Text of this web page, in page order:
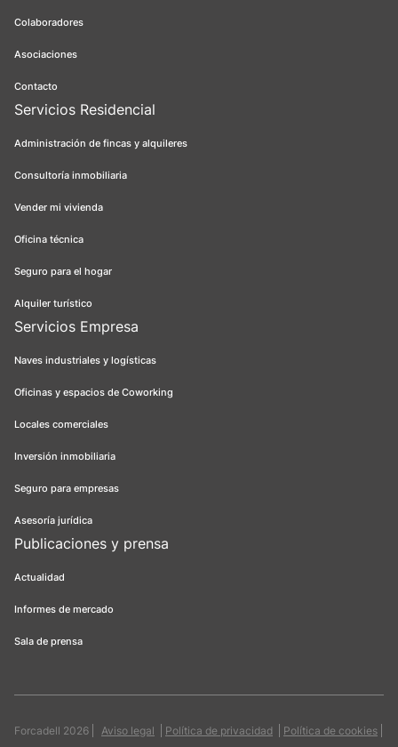
Colaboradores
Asociaciones
Contacto
Servicios Residencial
Administración de fincas y alquileres
Consultoría inmobiliaria
Vender mi vivienda
Oficina técnica
Seguro para el hogar
Alquiler turístico
Servicios Empresa
Naves industriales y logísticas
Oficinas y espacios de Coworking
Locales comerciales
Inversión inmobiliaria
Seguro para empresas
Asesoría jurídica
Publicaciones y prensa
Actualidad
Informes de mercado
Sala de prensa
Forcadell 2026 Aviso legal Política de privacidad Política de cookies